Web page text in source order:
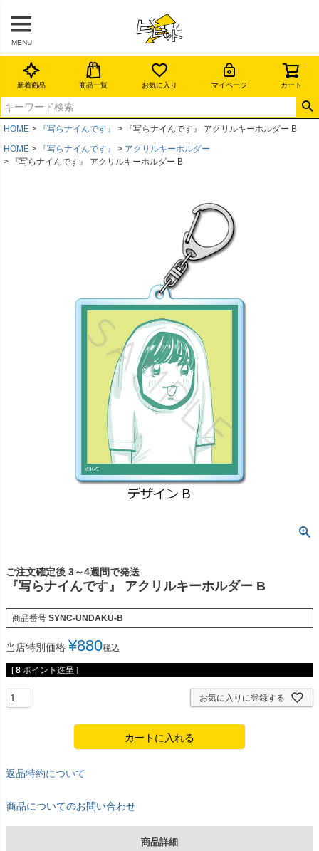
MENU
新着商品 商品一覧 お気に入り マイページ カート
HOME 『写らナイんです』
『写らナイんです』 アクリルキーホルダー B
HOME
『写らナイんです』
アクリルキーホルダー
『写らナイんです』 アクリルキーホルダー B
ご注文確定後 3～4週間で発送
『写らナイんです』 アクリルキーホルダー B
商品番号 SYNC-UNDAKU-B
当店特別価格 ¥880税込
[ 8 ポイント進呈 ]
お気に入りに登録する
カートに入れる
返品特約について
商品についてのお問い合わせ
商品詳細